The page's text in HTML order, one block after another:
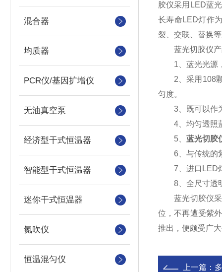
混合器
均质器
PCR仪/基因扩增仪
无油真空泵
经济型干式恒温器
智能型干式恒温器
迷你干式恒温器
氮吹仪
恒温混匀仪
胶仪采用LED蓝
长寿命LED灯作
裂、交联、替换
蓝光切胶仪产
1、蓝光光源，
2、采用108颗
匀度。
3、既可以作为
4、均匀透照蓝
5、 蓝光切胶
6、与传统的紫
7、进口LED灯
8、全尺寸透明
蓝光切胶仪采
位，不再遭受紫
推出，便颇受广
上一篇：